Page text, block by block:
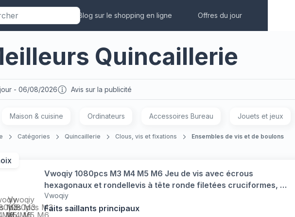
Catégories Blog sur le shopping en ligne Offres du jour
Quincaillerie
Avis sur la publicité
- 06/08/2026
Maison & cuisine Ordinateurs Accessoires Bureau Jouets et jeux
Catégories Quincaillerie Clous, vis et fixations Ensembles de vis et de boulons
M3
M6
M3
M5 M6
Vwoqiy
1080pcs M3
M4 M5 M6
Vwoqiy 1080pcs M3 M4 M5 M6 Jeu de vis avec écrous
hexagonaux et rondellevis à tête ronde filetées cruciformes, kit
d'assortiment de vis mécaniques (argent 1080)
Vwoqiy
Faits saillants principaux